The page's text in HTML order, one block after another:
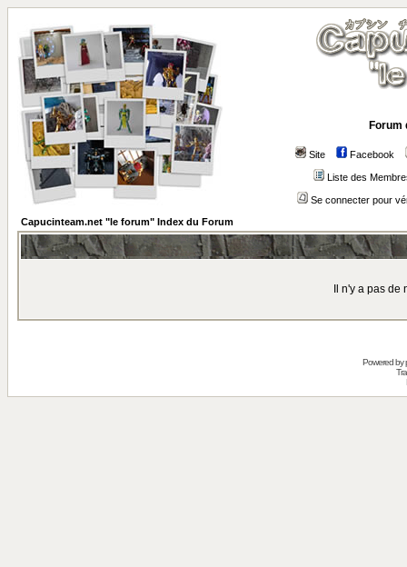
Forum
Site Facebook
Liste des
Se connecter pour
Capucinteam.net "le forum" Index du Forum
Il n'y a pas
Powered by